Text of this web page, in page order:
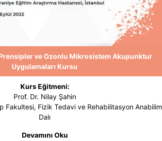
ve Ozonlu Mikrosistem Akupunktur
Uygulamaları Kursu
Kurs Eğitmeni:
Prof. Dr. Nilay Şahin
Fakultesi, Fizik Tedavi ve Rehabilitasyon Anabilim
Dalı
Devamını Oku